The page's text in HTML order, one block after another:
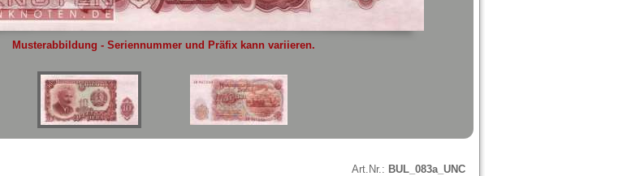
Musterabbildung - Seriennummer und Präfix kann variieren.
Art.Nr.: BUL_083a_UNC